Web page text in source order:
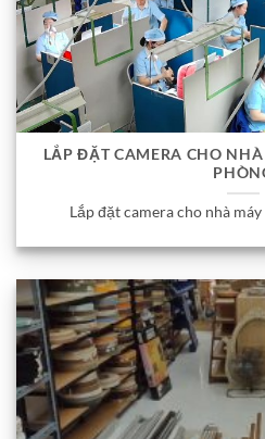
LẮP ĐẶT CAMERA CHO
Lắp đặt camera cho nhà